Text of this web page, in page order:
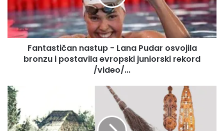
osvojila
bronzu
i
postavila
evropski
juniorski
Fantastičan nastup - Lana Pudar osvojila
bronzu i postavila evropski juniorski rekord
/video/...
JESEN
I
KUĆNA
RADINOST